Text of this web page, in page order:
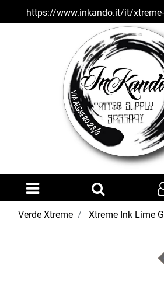
https://www.inkando.it/it/xtreme-
ink-lime-green-30-ml
Open menu
Verde Xtreme Xtreme Ink Lime